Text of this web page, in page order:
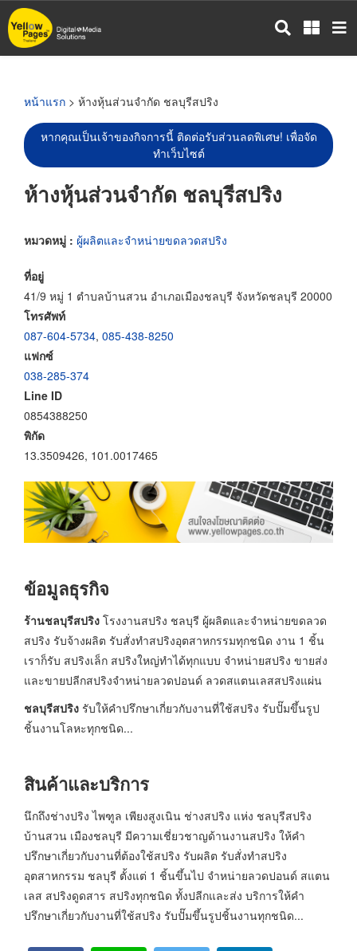
ข้าม
ไป
หน้าแรก > ห้างหุ้นส่วนจำกัด ชลบุรีสปริง
หากคุณเป็นเจ้าของกิจการนี้ ติดต่อรับส่วนลดพิเศษ! เพื่อจัด
ทำเว็บไซต์
ห้างหุ้นส่วนจำกัด ชลบุรีสปริง
หมวดหมู่ : ผู้ผลิตและจำหน่ายขดลวดสปริง
ที่อยู่
41/9 หมู่ 1 ตำบลบ้านสวน อำเภอเมืองชลบุรี จังหวัดชลบุรี 20000
โทรศัพท์
087-604-5734, 085-438-8250
แฟกซ์
038-285-374
Line ID
0854388250
พิกัด
13.3509426, 101.0017465
ข้อมูลธุรกิจ
ร้านชลบุรีสปริง โรงงานสปริง ชลบุรี ผู้ผลิตและจำหน่ายขดลวด
สปริง รับจ้างผลิต รับสั่งทำสปริงอุตสาหกรรมทุกชนิด งาน 1 ชิ้น
เราก็รับ สปริงเล็ก สปริงใหญ่ทำได้ทุกแบบ จำหน่ายสปริง ขายส่ง
และขายปลีกสปริงจำหน่ายลวดปอนด์ ลวดสแตนเลสสปริงแผ่น
ชลบุรีสปริง รับให้คำปรึกษาเกี่ยวกับงานที่ใช้สปริง รับปั๊มขึ้นรูป
ชิ้นงานโลหะทุกชนิด...
สินค้าและบริการ
นึกถึงช่างปริง ไพฑูล เพียงสูงเนิน ช่างสปริง แห่ง ชลบุรีสปริง
บ้านสวน เมืองชลบุรี มีความเชี่ยวชาญด้านงานสปริง ให้คำ
ปรึกษาเกี่ยวกับงานที่ต้องใช้สปริง รับผลิต รับสั่งทำสปริง
อุตสาหกรรม ชลบุรี ตั้งแต่ 1 ชิ้นขึ้นไป จำหน่ายลวดปอนด์ สแตน
เลส สปริงดูดสาร สปริงทุกชนิด ทั้งปลีกและส่ง บริการให้คำ
ปรึกษาเกี่ยวกับงานที่ใช้สปริง รับปั๊มขึ้นรูปชิ้นงานทุกชนิด...